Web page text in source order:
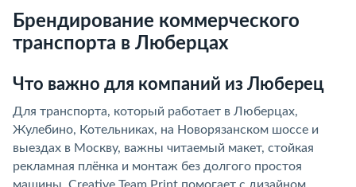
Брендирование коммерческого
транспорта в Люберцах
Что важно для компаний из Люберец
Для транспорта, который работает в Люберцах,
Жулебино, Котельниках, на Новорязанском шоссе и
выездах в Москву, важны читаемый макет, стойкая
рекламная плёнка и монтаж без долгого простоя